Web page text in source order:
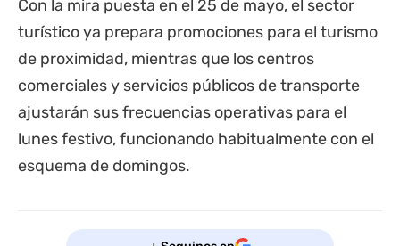
Con la mira puesta en el 25 de mayo, el sector
turístico ya prepara promociones para el turismo
de proximidad, mientras que los centros
comerciales y servicios públicos de transporte
ajustarán sus frecuencias operativas para el
lunes festivo, funcionando habitualmente con el
esquema de domingos.